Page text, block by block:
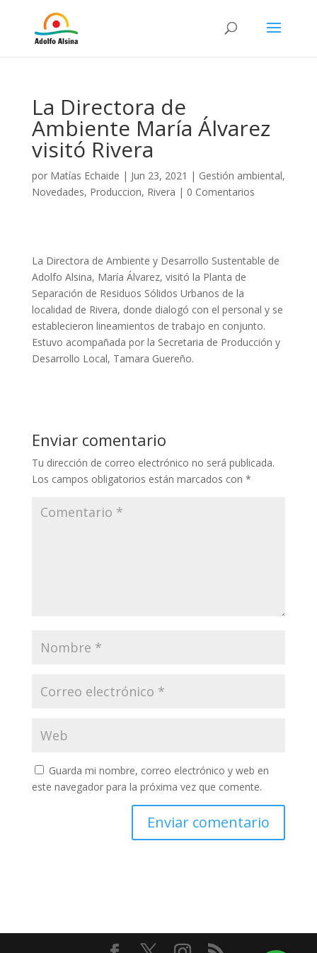
La Directora de
Ambiente María Álvarez
visitó Rivera
por Matías Echaide | Jun 23, 2021 | Gestión ambiental,
Novedades, Produccion, Rivera | 0 Comentarios
La Directora de Ambiente y Desarrollo Sustentable de
Adolfo Alsina, María Álvarez, visitó la Planta de
Separación de Residuos Sólidos Urbanos de la
localidad de Rivera, donde dialogó con el personal y se
establecieron lineamientos de trabajo en conjunto.
Estuvo acompañada por la Secretaria de Producción y
Desarrollo Local, Tamara Guereño.
Enviar comentario
Tu dirección de correo electrónico no será publicada.
Los campos obligatorios están marcados con *
Guarda mi nombre, correo electrónico y web en
este navegador para la próxima vez que comente.